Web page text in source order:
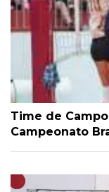
Time de
Campeonato